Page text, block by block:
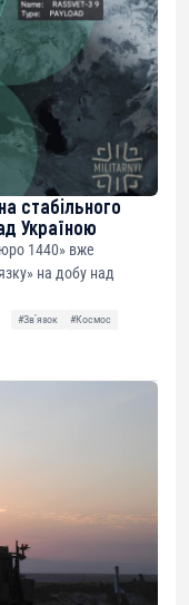
стабільного
Україною
1440» вже
на добу над
#Звʼязок
#Космос